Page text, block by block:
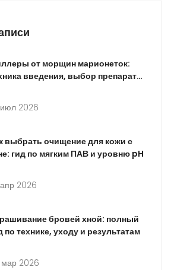
от морщин марионеток:
введения, выбор препарата
2026
выбрать очищение для кожи с
гид по мягким ПАВ и уровню pH
2026
бровей хной: полный
по технике, уходу и результатам
2026